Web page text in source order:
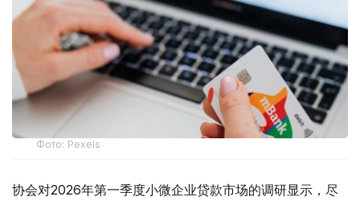
Фото: Pexels
协会对2026年第一季度小微企业贷款市场的调研显示，尽